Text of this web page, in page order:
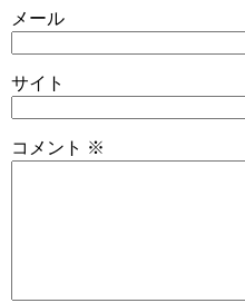
メール
サイト
コメント ※